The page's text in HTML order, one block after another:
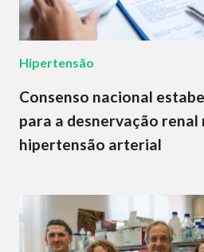
Hipertensão
Consenso nacional
para a desnervação
hipertensão arterial